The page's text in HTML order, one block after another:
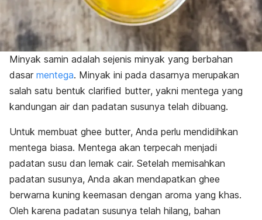
Minyak samin adalah sejenis minyak yang berbahan
dasar mentega. Minyak ini pada dasarnya merupakan
salah satu bentuk clarified butter, yakni mentega yang
kandungan air dan padatan susunya telah dibuang.
Untuk membuat ghee butter, Anda perlu mendidihkan
mentega biasa. Mentega akan terpecah menjadi
padatan susu dan lemak cair. Setelah memisahkan
padatan susunya, Anda akan mendapatkan ghee
berwarna kuning keemasan dengan aroma yang khas.
Oleh karena padatan susunya telah hilang, bahan